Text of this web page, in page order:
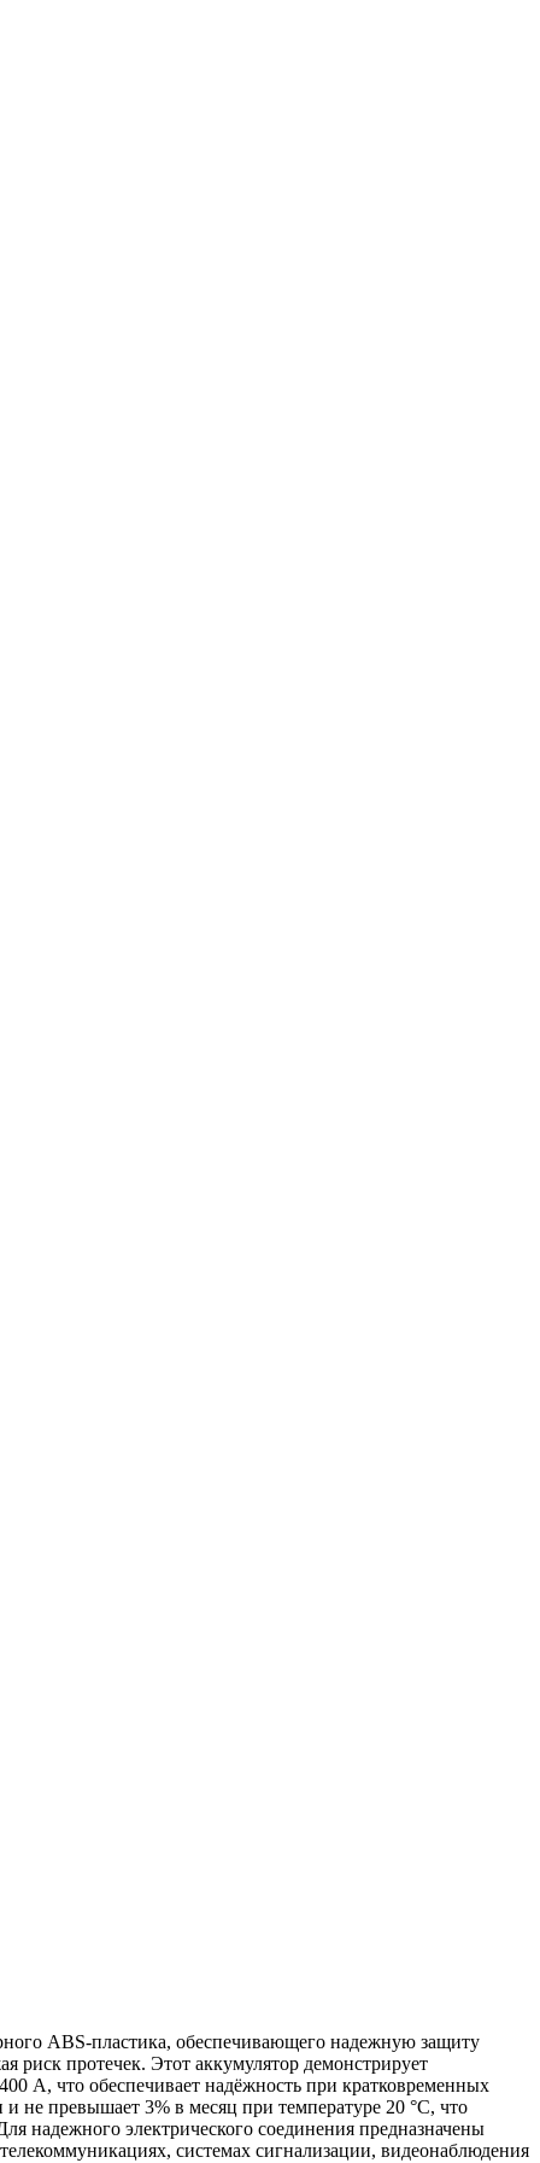
ABS-пластика, обеспечивающего надежную защиту
риск протечек. Этот аккумулятор демонстрирует
А, что обеспечивает надёжность при кратковременных
не превышает 3% в месяц при температуре 20 °C, что
надежного электрического соединения предназначены
системах сигнализации, видеонаблюдения